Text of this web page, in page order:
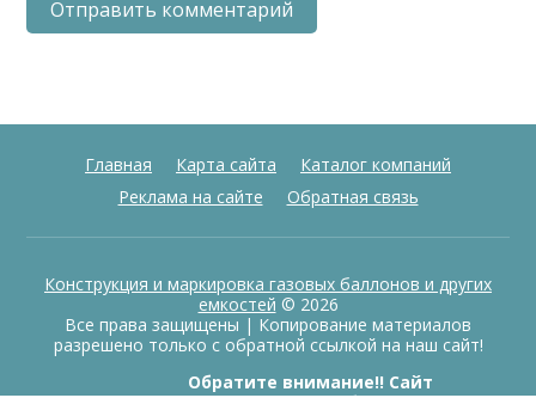
Главная Карта сайта
Каталог компаний
Реклама на сайте
Обратная связь
Конструкция и маркировка газовых баллонов и других
емкостей © 2026
Все права защищены | Копирование материалов
разрешено только с обратной ссылкой на наш сайт!
Обратите внимание!! Сайт